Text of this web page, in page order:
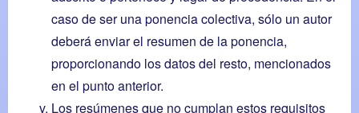
caso de ser una ponencia colectiva, sólo un autor
deberá enviar el resumen de la ponencia,
proporcionando los datos del resto, mencionados
en el punto anterior.
Los resúmenes que no cumplan estos requisitos